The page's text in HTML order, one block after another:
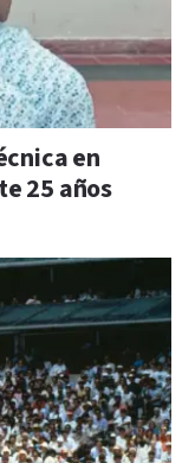
en
25 años